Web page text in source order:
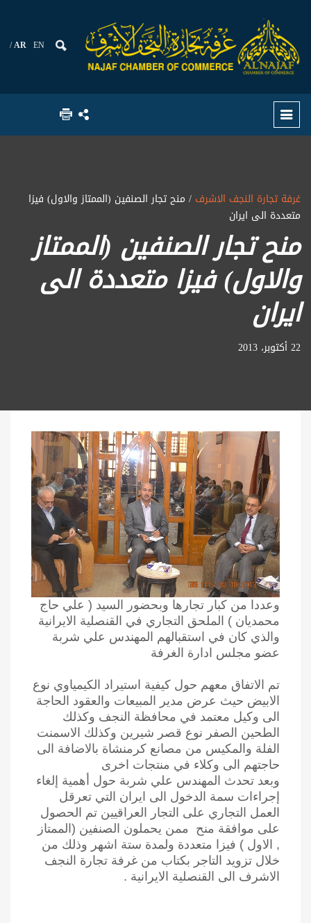
AR EN
غرفة تجارة النجف الاشرف / منح تجار الصنفين (الممتاز والاول) فيزا
متعددة الى ايران
منح تجار الصنفين (الممتاز
والاول) فيزا متعددة الى
ايران
22 أكتوبر، 2013
وعددا من كبار تجارها وبحضور السيد ( علي حاج
محمديان ) الملحق التجاري في القنصلية الايرانية
والذي كان في استقبالهم المهندس علي شربة
عضو مجلس ادارة الغرفة
تم الاتفاق معهم حول كيفية استيراد الكيمياوي نوع
الابيض حيث عرض مدير المبيعات والعقود الحاجة
الى وكيل معتمد في محافظة النجف وكذلك
الطحين الصفر نوع قصر شيرين وكذلك الاسمنت
الفلة والمكيس من مصانع كرمنشاة بالاضافة الى
حاجتهم الى وكلاء في منتجات اخرى
وبعد تحدث المهندس علي شربة حول أهمية إلغاء
إجراءات سمة الدخول الى ايران التي تعرقل
العمل التجاري على التجار العراقيين تم الحصول
على موافقة منح ممن يحملون الصنفين (الممتاز
, الاول ) فيزا متعددة ولمدة ستة اشهر وذلك من
خلال تزويد التاجر بكتاب من غرفة تجارة النجف
الاشرف الى القنصلية الايرانية .